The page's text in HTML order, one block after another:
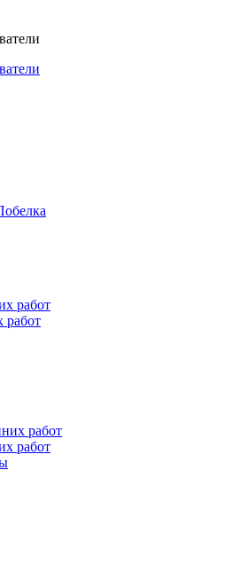
работ
работ
работ
работ